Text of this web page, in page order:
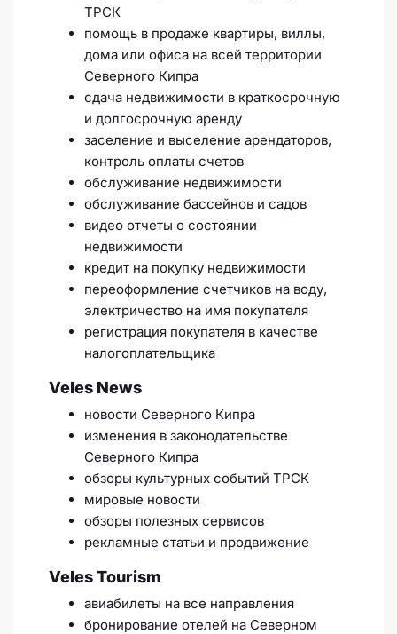
ТРСК
помощь в продаже квартиры, виллы,
дома или офиса на всей территории
Северного Кипра
сдача недвижимости в краткосрочную
и долгосрочную аренду
заселение и выселение арендаторов,
контроль оплаты счетов
обслуживание недвижимости
обслуживание бассейнов и садов
видео отчеты о состоянии
недвижимости
кредит на покупку недвижимости
переоформление счетчиков на воду,
электричество на имя покупателя
регистрация покупателя в качестве
налогоплательщика
Veles News
новости Северного Кипра
изменения в законодательстве
Северного Кипра
обзоры культурных событий ТРСК
мировые новости
обзоры полезных сервисов
рекламные статьи и продвижение
Veles Tourism
авиабилеты на все направления
бронирование отелей на Северном